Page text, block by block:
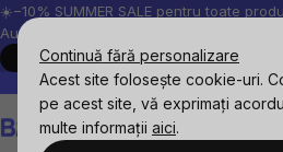
Continuă fără personalizare
Acest site folosește cookie-uri.
pe acest site, vă exprimați
multe informații aici.
Treci
la
conținut
☀️−10% SUMMER SALE pentru toate
August, 2026.
Cumpără
Peste 200.000 de recenzii verificate